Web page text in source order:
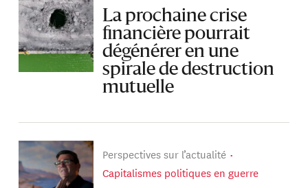
La prochaine crise
financière pourrait
dégénérer en une
spirale de destruction
mutuelle
Perspectives sur l’actualité
Capitalismes politiques en guerre